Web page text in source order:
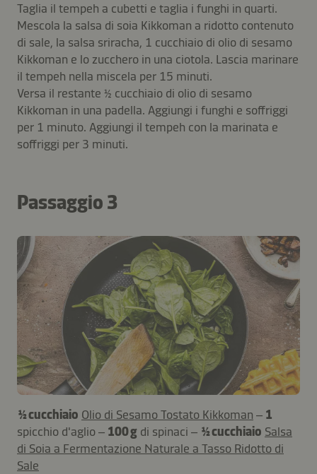
Taglia il tempeh a cubetti e taglia i funghi in quarti.
Mescola la salsa di soia Kikkoman a ridotto contenuto
di sale, la salsa sriracha, 1 cucchiaio di olio di sesamo
Kikkoman e lo zucchero in una ciotola. Lascia marinare
il tempeh nella miscela per 15 minuti.
Versa il restante ½ cucchiaio di olio di sesamo
Kikkoman in una padella. Aggiungi i funghi e soffriggi
per 1 minuto. Aggiungi il tempeh con la marinata e
soffriggi per 3 minuti.
Passaggio 3
½ cucchiaio Olio di Sesamo Tostato Kikkoman – 1
spicchio d'aglio – 100 g di spinaci – ½ cucchiaio Salsa
di Soia a Fermentazione Naturale a Tasso Ridotto di
Sale